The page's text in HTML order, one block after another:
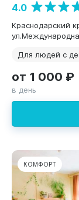
4.0
Краснодарский
Для людей с
от 1 000 ₽
в день
КОМФОРТ